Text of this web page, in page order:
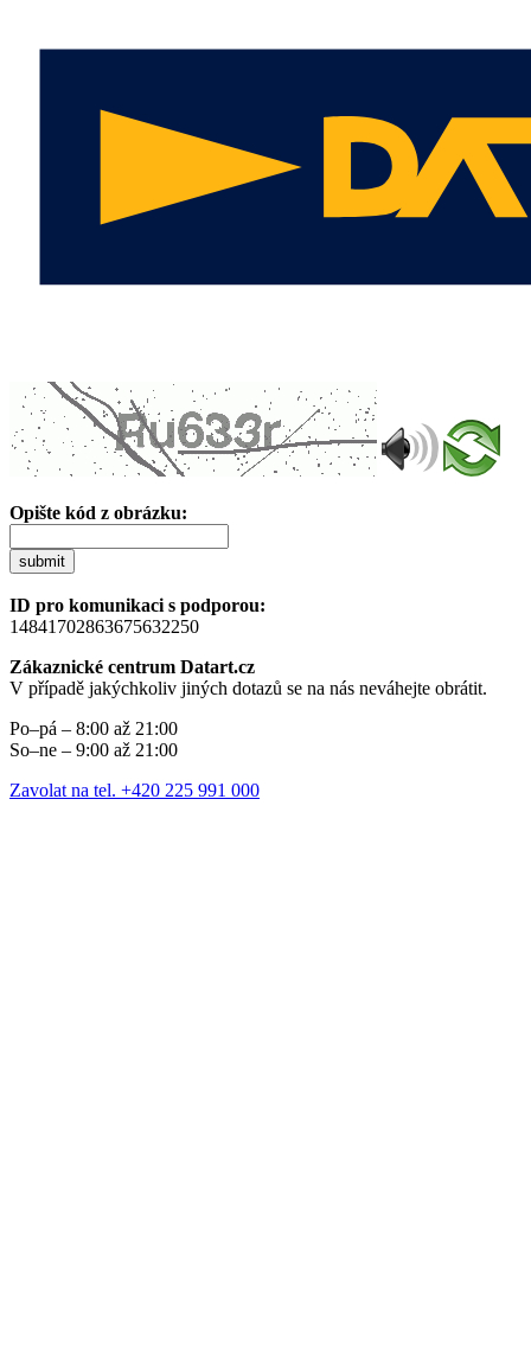
Opište kód z obrázku:
submit
ID pro komunikaci s podporou:
14841702863675632250
Zákaznické centrum Datart.cz
V případě jakýchkoliv jiných dotazů se na nás neváhejte obrátit.
Po–pá – 8:00 až 21:00
So–ne – 9:00 až 21:00
Zavolat na tel. +420 225 991 000